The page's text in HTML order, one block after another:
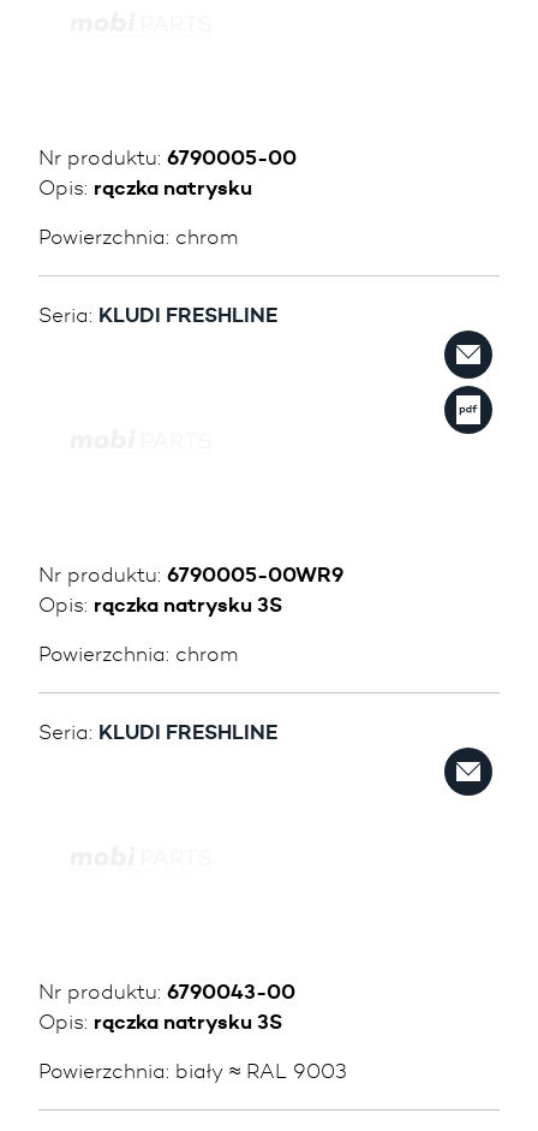
Nr produktu: 6790005-00
Opis: rączka natrysku
Powierzchnia: chrom
Seria: KLUDI FRESHLINE
Nr produktu: 6790005-00WR9
Opis: rączka natrysku 3S
Powierzchnia: chrom
Seria: KLUDI FRESHLINE
Nr produktu: 6790043-00
Opis: rączka natrysku 3S
Powierzchnia: biały ≈ RAL 9003